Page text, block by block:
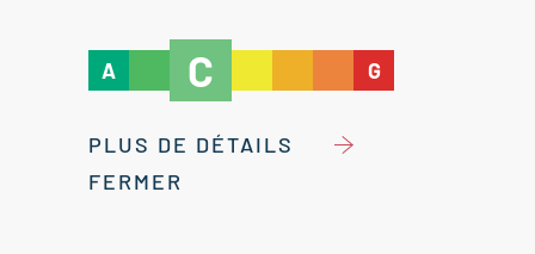
A C G
PLUS DE DÉTAILS
FERMER